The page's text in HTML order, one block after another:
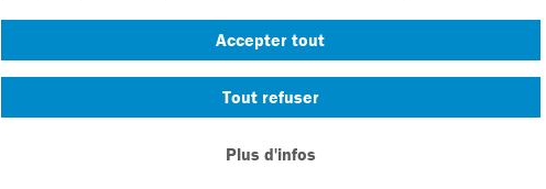
En tant que membre
Accepter tout
Tout refuser
Plus d'infos